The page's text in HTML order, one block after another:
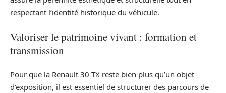
respectant l’identité historique du véhicule.
Valoriser le patrimoine vivant : formation et
transmission
Pour que la Renault 30 TX reste bien plus qu’un objet
d’exposition, il est essentiel de structurer des parcours de